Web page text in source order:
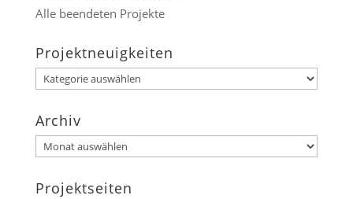
Alle beendeten Projekte
Projektneuigkeiten
Projektneuigkeiten
Archiv
Archiv
Projektseiten